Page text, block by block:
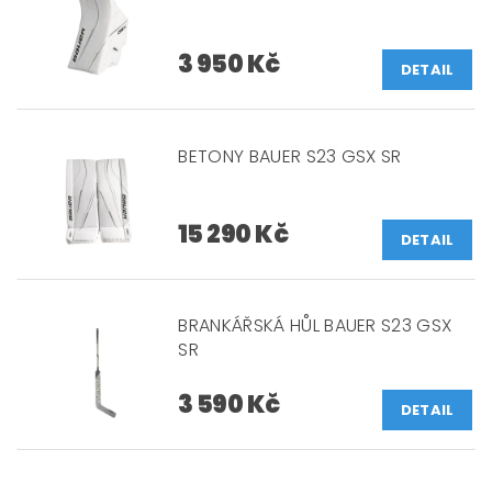
3 950 Kč DETAIL
BETONY BAUER S23 GSX SR
15 290 Kč DETAIL
BRANKÁŘSKÁ HŮL BAUER S23 GSX
SR
3 590 Kč DETAIL